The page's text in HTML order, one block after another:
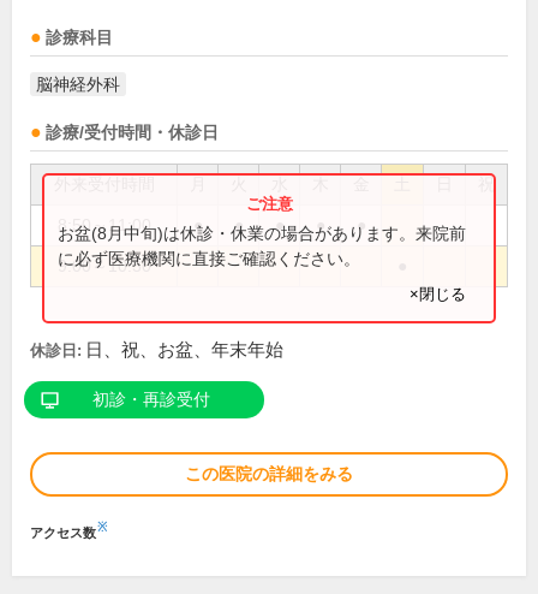
診療科目
脳神経外科
診療/受付時間・休診日
祝
8:50～11:00 ● ● ● ● ●
9:00～10:30
お盆(8月中旬)は休診・休業の場合があります。来院前
に必ず医療機関に直接ご確認ください。
×閉じる
休診日: 日、祝、お盆、年末年始
初診・再診受付
この医院の詳細をみる
アクセス数※